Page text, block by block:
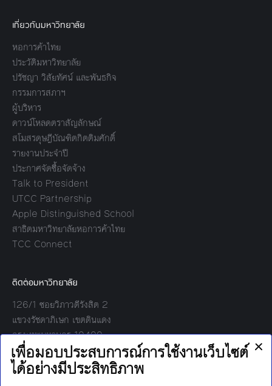
เกี่ยวกับมหาวิทยาลัย
หอการค้าไทย
ประวัติมหาวิทยาลัย
ปรัชญา วิสัยทัศน์ และพันธกิจ
กรรมการสภาฯ
ผู้บริหาร
ดาวน์โหลดตราสัญลักษณ์
สโมสรดุษฎีบัณฑิตกิตติมศักดิ์
รายงานประจำปี
ประกาศจัดซื้อจัดจ้าง
Talk to President
UTCC Partnership
Apple Distinguished School
สาธิตมหาวิทยาลัยหอการค้าไทย
TCC Connect
ติดต่อมหาวิทยาลัย
126/1 ซอยวิภาวดีรังสิต 2
แขวงรัชดาภิเษก เขตดินแดง
กรุงเทพมหานคร 10400
โทร:
02-697-6000